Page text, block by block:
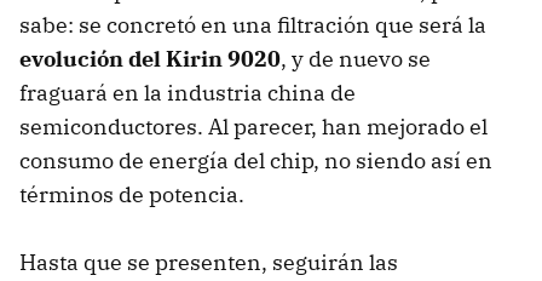
sabe: se concretó en una filtración que será la
evolución del Kirin 9020, y de nuevo se
fraguará en la industria china de
semiconductores. Al parecer, han mejorado el
consumo de energía del chip, no siendo así en
términos de potencia.
Hasta que se presenten, seguirán las